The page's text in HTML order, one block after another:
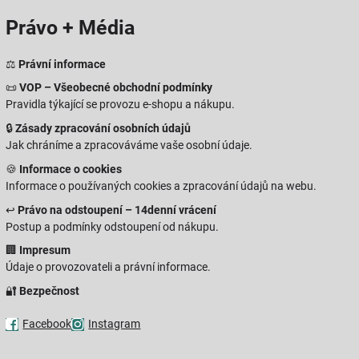
Právo + Média
⚖️ Právní informace
📜VOP – Všeobecné obchodní podmínky
Pravidla týkající se provozu e-shopu a nákupu.
🔒Zásady zpracování osobních údajů
Jak chráníme a zpracováváme vaše osobní údaje.
🍪 Informace o cookies
Informace o používaných cookies a zpracování údajů na webu.
↩️ Právo na odstoupení – 14denní vrácení
Postup a podmínky odstoupení od nákupu.
🏢 Impresum
Údaje o provozovateli a právní informace.
🔐 Bezpečnost
Facebook Instagram